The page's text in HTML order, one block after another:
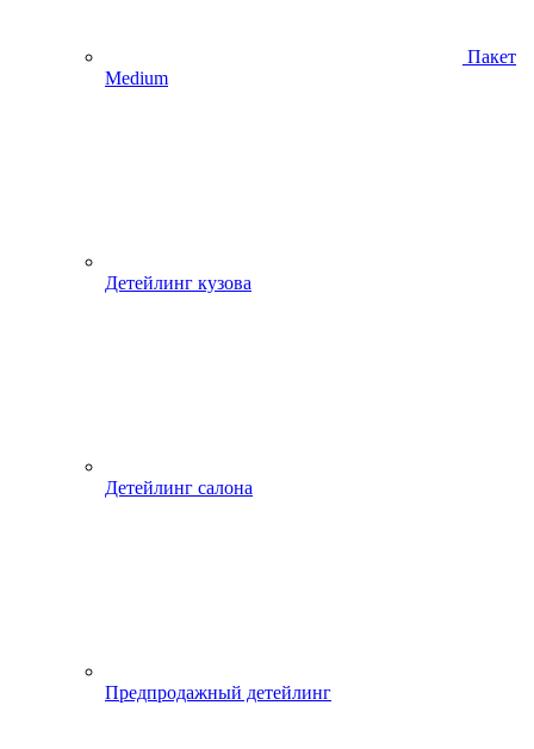
Пакет
Medium
Детейлинг кузова
Детейлинг салона
Предпродажный детейлинг